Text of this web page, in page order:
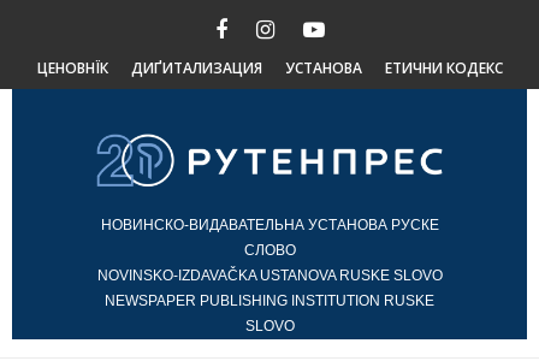
ЦЕНОВНЇК ДИҐИТАЛИЗАЦИЯ УСТАНОВА ЕТИЧНИ КОДЕКС
НОВИНСКО-ВИДАВАТЕЛЬНА УСТАНОВА РУСКЕ
СЛОВО
NOVINSKO-IZDAVAČKA USTANOVA RUSKE SLOVO
NEWSPAPER PUBLISHING INSTITUTION RUSKE
SLOVO